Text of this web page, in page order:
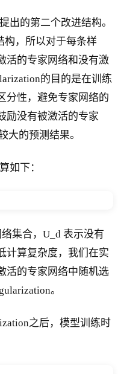
出的第二个改进结构。
构，所以对于每条样
活的专家网络和没有激
的目的是在训练
分性，避免专家网络的
励没有被激活的专家
大的预测结果。
如下：
集合，U_d 表示没有
计算复杂度，我们在实
活的专家网络中随机选
。
之后，模型训练时